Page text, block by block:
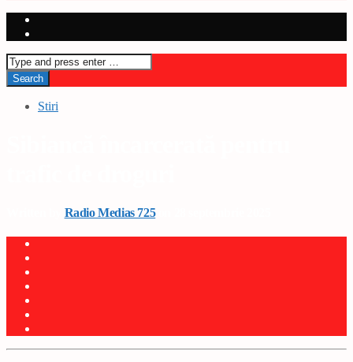
Stiri
Radio Medias 725on 28 septembrie 2025